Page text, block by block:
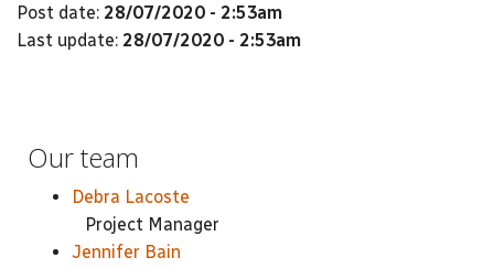
Post date: 28/07/2020 - 2:53am
Last update: 28/07/2020 - 2:53am
Our team
Debra Lacoste
Project Manager
Jennifer Bain